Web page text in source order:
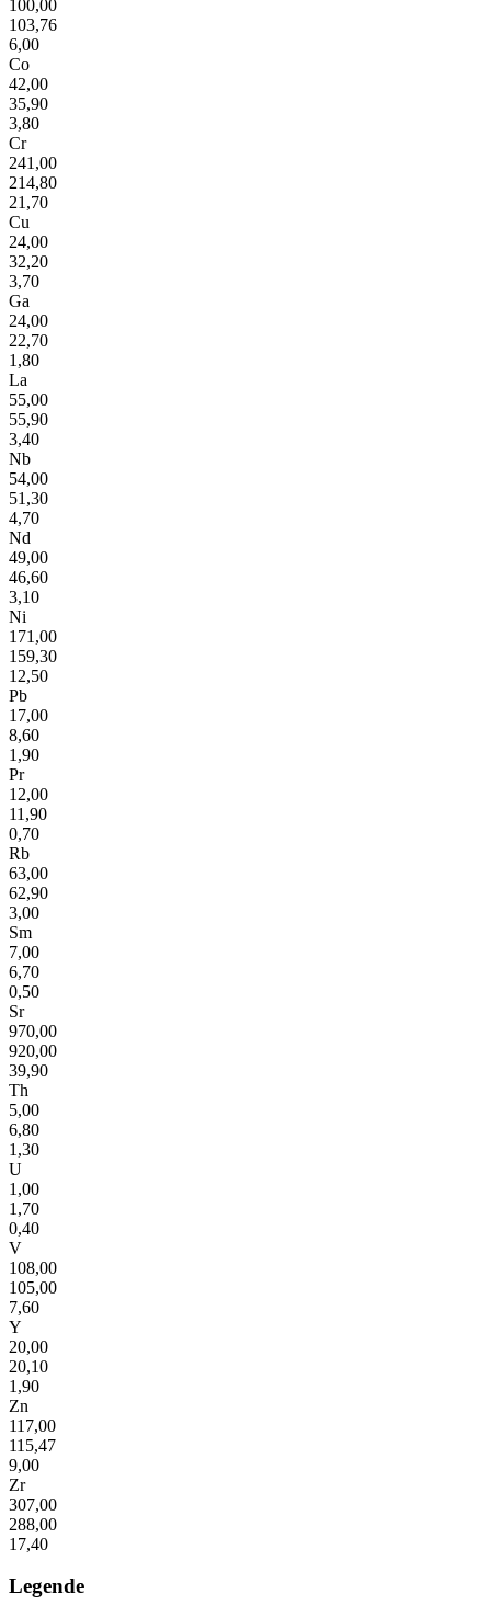
100,00
103,76
6,00
Co
42,00
35,90
3,80
Cr
241,00
214,80
21,70
Cu
24,00
32,20
3,70
Ga
24,00
22,70
1,80
La
55,00
55,90
3,40
Nb
54,00
51,30
4,70
Nd
49,00
46,60
3,10
Ni
171,00
159,30
12,50
Pb
17,00
8,60
1,90
Pr
12,00
11,90
0,70
Rb
63,00
62,90
3,00
Sm
7,00
6,70
0,50
Sr
970,00
920,00
39,90
Th
5,00
6,80
1,30
U
1,00
1,70
0,40
V
108,00
105,00
7,60
Y
20,00
20,10
1,90
Zn
117,00
115,47
9,00
Zr
307,00
288,00
17,40
Legende